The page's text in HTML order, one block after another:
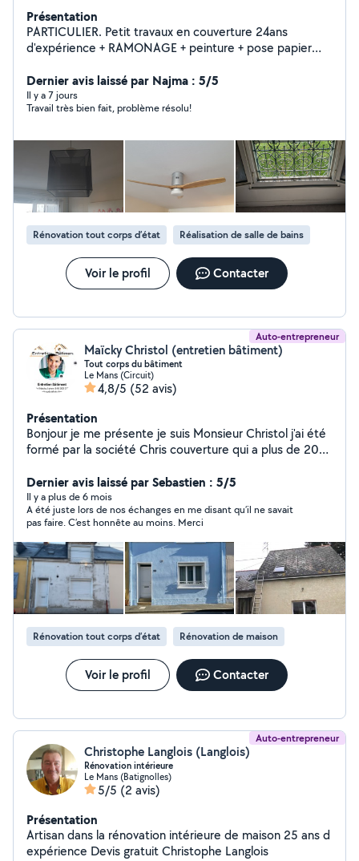
Présentation
PARTICULIER. Petit travaux en couverture 24ans
d'expérience + RAMONAGE + peinture + pose papier
MONTAGE MEUBLE...
Dernier avis laissé par Najma : 5/5
Il y a 7 jours
Travail très bien fait, problème résolu!
Rénovation tout corps d’état Réalisation de salle de bains
Voir le profil Contacter
Auto-entrepreneur
Maïcky Christol (entretien bâtiment)
Tout corps du bâtiment
Le Mans (Circuit)
4,8/5 (52 avis)
Présentation
Bonjour je me présente je suis Monsieur Christol j'ai été
formé par la société Chris couverture qui a plus de 20
ouvert ma société depuis plusieurs années maintenant
je suis diplômé Avec formation de six mois
d'apprentissage et avec examen réussi noté par les
meilleur ouvrier de France et quand je travaille chez un
client je fais comme si que ça serait chez moi et c'est ce
qui fait que mon boulot est irréprochable je fais en sorte
d'être rapide et efficace je fais en sorte de me mettre
au maximum au diapason de mes clients mais devis sont
gratuits livré sous 48 heures je permet aussi le paiement
en plusieurs fois sans frais je vous remercie d'avoir lu ma
biographie et j'espère qu'elle a pu vous donner envie
d'essayer avec moi vous ne serez pas déçus
cordialement Monsieur Christol
Dernier avis laissé par Sebastien : 5/5
Il y a plus de 6 mois
A été juste lors de nos échanges en me disant qu’il ne savait
pas faire. C’est honnête au moins. Merci
Rénovation tout corps d’état Rénovation de maison
Voir le profil Contacter
Auto-entrepreneur
Christophe Langlois (Langlois)
Rénovation intérieure
Le Mans (Batignolles)
5/5 (2 avis)
Présentation
Artisan dans la rénovation intérieure de maison 25 ans d
expérience Devis gratuit Christophe Langlois